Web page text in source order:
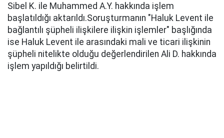
Sibel K. ile Muhammed A.Y. hakkında işlem
başlatıldığı aktarıldı.Soruşturmanın "Haluk Levent ile
bağlantılı şüpheli ilişkilere ilişkin işlemler" başlığında
ise Haluk Levent ile arasındaki mali ve ticari ilişkinin
şüpheli nitelikte olduğu değerlendirilen Ali D. hakkında
işlem yapıldığı belirtildi.